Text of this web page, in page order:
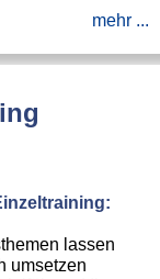
mehr ...
lassen
umsetzen